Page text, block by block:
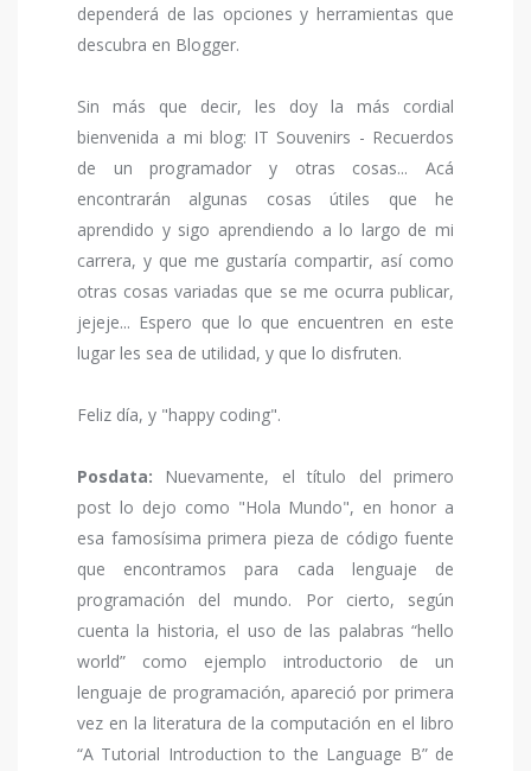
dependerá de las opciones y herramientas que
descubra en Blogger.
Sin más que decir, les doy la más cordial
bienvenida a mi blog: IT Souvenirs - Recuerdos
de un programador y otras cosas... Acá
encontrarán algunas cosas útiles que he
aprendido y sigo aprendiendo a lo largo de mi
carrera, y que me gustaría compartir, así como
otras cosas variadas que se me ocurra publicar,
jejeje... Espero que lo que encuentren en este
lugar les sea de utilidad, y que lo disfruten.
Feliz día, y "happy coding".
Posdata: Nuevamente, el título del primero
post lo dejo como "Hola Mundo", en honor a
esa famosísima primera pieza de código fuente
que encontramos para cada lenguaje de
programación del mundo. Por cierto, según
cuenta la historia, el uso de las palabras “hello
world” como ejemplo introductorio de un
lenguaje de programación, apareció por primera
vez en la literatura de la computación en el libro
“A Tutorial Introduction to the Language B” de